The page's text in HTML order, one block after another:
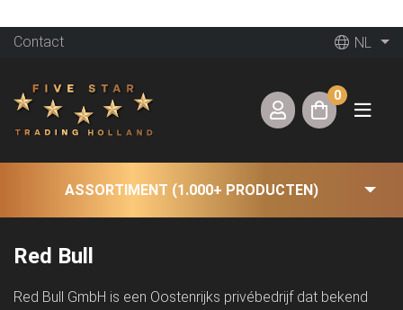
Contact NL
0
ASSORTIMENT (1.000+ PRODUCTEN)
Red Bull
Red Bull GmbH is een Oostenrijks privébedrijf dat bekend